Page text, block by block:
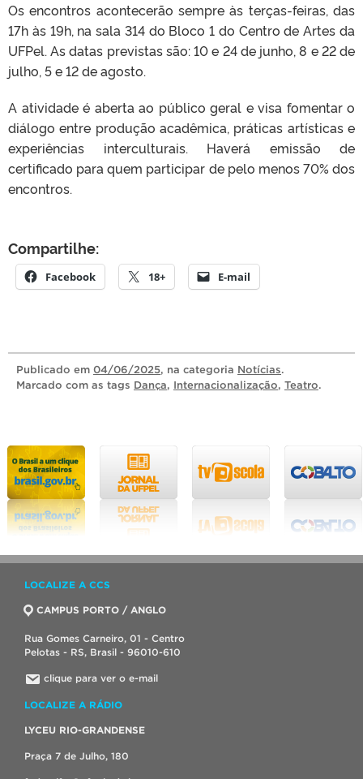
Os encontros acontecerão sempre às terças-feiras, das
17h às 19h, na sala 314 do Bloco 1 do Centro de Artes da
UFPel. As datas previstas são: 10 e 24 de junho, 8 e 22 de
julho, 5 e 12 de agosto.
A atividade é aberta ao público geral e visa fomentar o
diálogo entre produção acadêmica, práticas artísticas e
experiências interculturais. Haverá emissão de
certificado para quem participar de pelo menos 70% dos
encontros.
Compartilhe:
Facebook 18+ E-mail
Publicado em 04/06/2025, na categoria Notícias.
Marcado com as tags Dança, Internacionalização, Teatro.
LOCALIZE A CCS
CAMPUS PORTO / ANGLO
Rua Gomes Carneiro, 01 - Centro
Pelotas - RS, Brasil - 96010-610
clique para ver o e-mail
LOCALIZE A RÁDIO
LYCEU RIO-GRANDENSE
Praça 7 de Julho, 180